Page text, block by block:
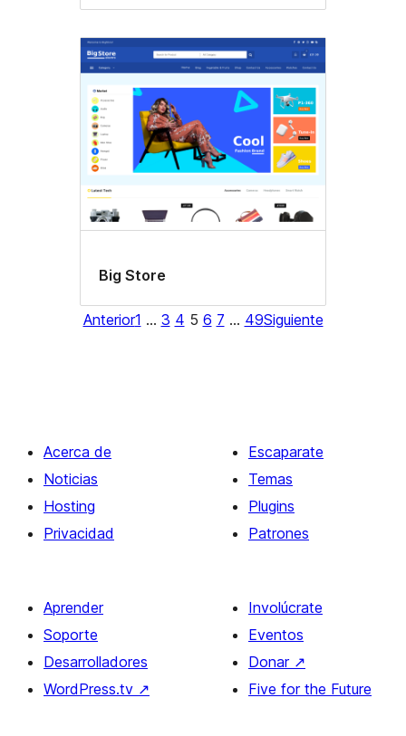
Big Store
Anterior1 … 3 4 5 6 7 … 49Siguiente
Acerca de
Noticias
Hosting
Privacidad
Escaparate
Temas
Plugins
Patrones
Aprender
Soporte
Desarrolladores
WordPress.tv ↗
Involúcrate
Eventos
Donar ↗
Five for the Future